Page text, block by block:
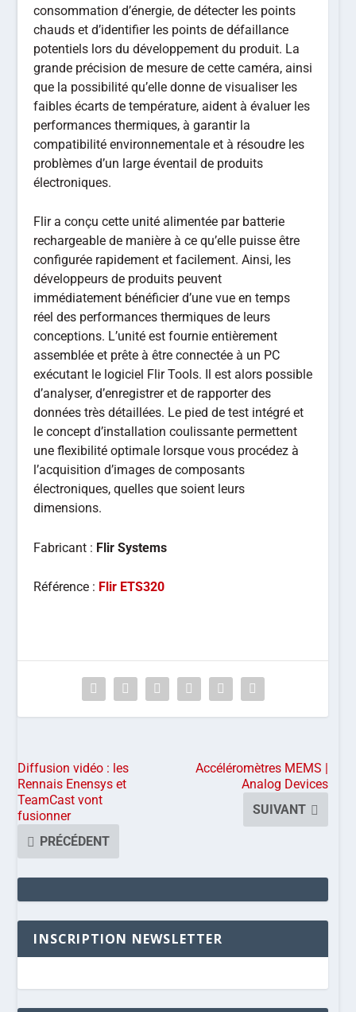
consommation d’énergie, de détecter les points
chauds et d’identifier les points de défaillance
potentiels lors du développement du produit. La
grande précision de mesure de cette caméra, ainsi
que la possibilité qu’elle donne de visualiser les
faibles écarts de température, aident à évaluer les
performances thermiques, à garantir la
compatibilité environnementale et à résoudre les
problèmes d’un large éventail de produits
électroniques.
Flir a conçu cette unité alimentée par batterie
rechargeable de manière à ce qu’elle puisse être
configurée rapidement et facilement. Ainsi, les
développeurs de produits peuvent
immédiatement bénéficier d’une vue en temps
réel des performances thermiques de leurs
conceptions. L’unité est fournie entièrement
assemblée et prête à être connectée à un PC
exécutant le logiciel Flir Tools. Il est alors possible
d’analyser, d’enregistrer et de rapporter des
données très détaillées. Le pied de test intégré et
le concept d’installation coulissante permettent
une flexibilité optimale lorsque vous procédez à
l’acquisition d’images de composants
électroniques, quelles que soient leurs
dimensions.
Fabricant : Flir Systems
Référence : Flir ETS320
Diffusion vidéo : les
Rennais Enensys et
TeamCast vont
fusionner
PRÉCÉDENT
Accéléromètres MEMS |
Analog Devices
SUIVANT
INSCRIPTION NEWSLETTER